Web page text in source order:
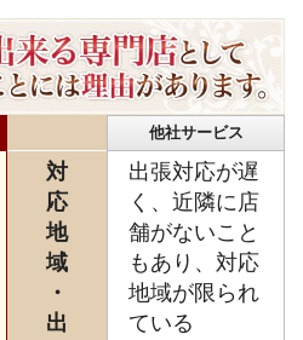
他社サービス
対
応
地
域
・
出
出張対応が遅
く、近隣に店
舗がないこと
もあり、対応
地域が限られ
ている